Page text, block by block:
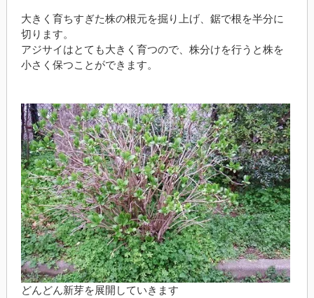
大きく育ちすぎた株の根元を掘り上げ、鋸で根を半分に
切ります。
アジサイはとても大きく育つので、株分けを行うと株を
小さく保つことができます。
どんどん新芽を展開していきます